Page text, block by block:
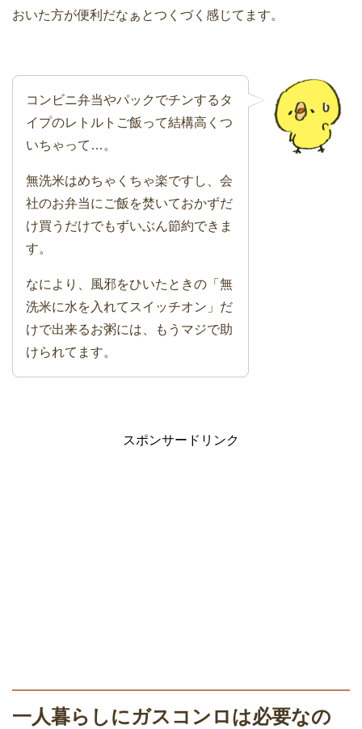
おいた方が便利だなぁとつくづく感じてます。
コンビニ弁当やパックでチンするタ
イプのレトルトご飯って結構高くつ
いちゃって…。
無洗米はめちゃくちゃ楽ですし、会
社のお弁当にご飯を焚いておかずだ
け買うだけでもずいぶん節約できま
す。
なにより、風邪をひいたときの「無
洗米に水を入れてスイッチオン」だ
けで出来るお粥には、もうマジで助
けられてます。
スポンサードリンク
一人暮らしにガスコンロは必要なの